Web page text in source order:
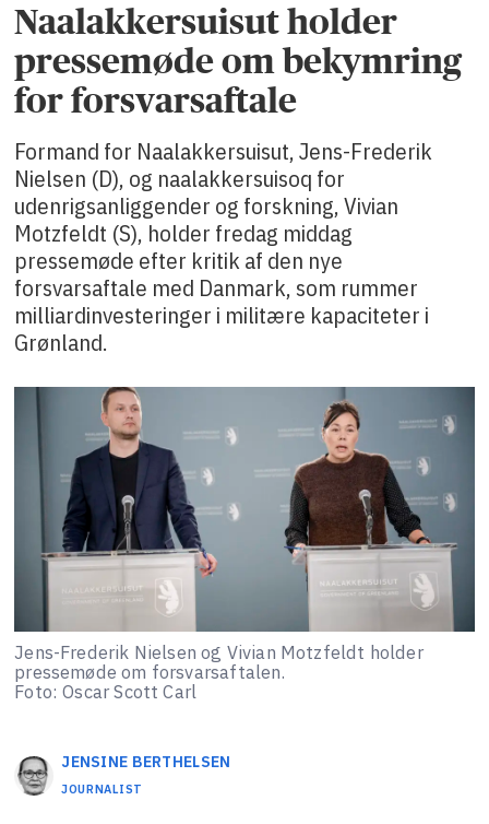
Naalakkersuisut holder
pressemøde om bekymring
for forsvarsaftale
Formand for Naalakkersuisut, Jens-Frederik
Nielsen (D), og naalakkersuisoq for
udenrigsanliggender og forskning, Vivian
Motzfeldt (S), holder fredag middag
pressemøde efter kritik af den nye
forsvarsaftale med Danmark, som rummer
milliardinvesteringer i militære kapaciteter i
Grønland.
Jens-Frederik Nielsen og Vivian Motzfeldt holder
pressemøde om forsvarsaftalen.
Foto: Oscar Scott Carl
JENSINE BERTHELSEN
JOURNALIST